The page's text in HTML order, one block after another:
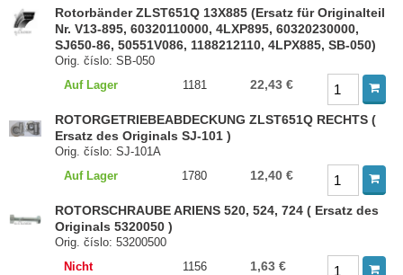
Rotorbänder ZLST651Q 13X885 (Ersatz für Originalteil
Nr. V13-895, 60320110000, 4LXP895, 60320230000,
SJ650-86, 50551V086, 1188212110, 4LPX885, SB-050)
Orig. číslo: SB-050
Auf Lager
1181 22,43 €
ROTORGETRIEBEABDECKUNG ZLST651Q RECHTS (
Ersatz des Originals SJ-101 )
Orig. číslo: SJ-101A
Auf Lager
1780 12,40 €
ROTORSCHRAUBE ARIENS 520, 524, 724 ( Ersatz des
Originals 5320050 )
Orig. číslo: 53200500
Nicht
1156 1,63 €